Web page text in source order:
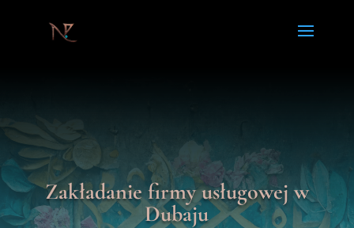
Zakładanie firmy usługowej w
Dubaju